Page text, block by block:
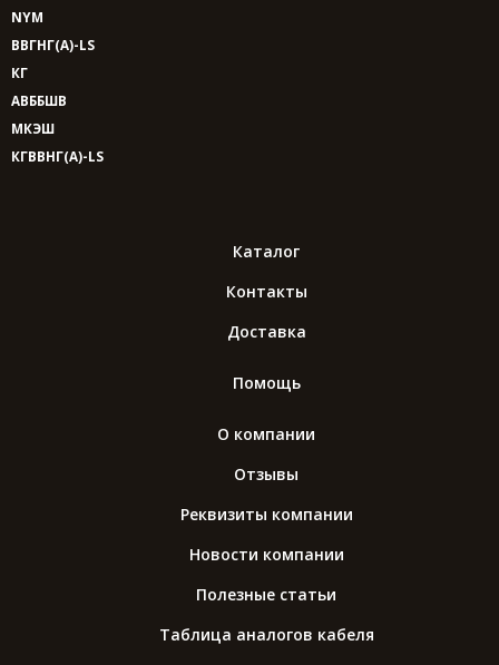
NYM
ВВГНГ(A)-LS
КГ
АВББШВ
МКЭШ
КГВВНГ(A)-LS
Каталог
Контакты
Доставка
Помощь
О компании
Отзывы
Реквизиты компании
Новости компании
Полезные статьи
Таблица аналогов кабеля